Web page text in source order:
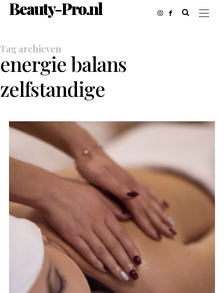
Beauty-Pro.nl
Tag archieven
energie balans
zelfstandige